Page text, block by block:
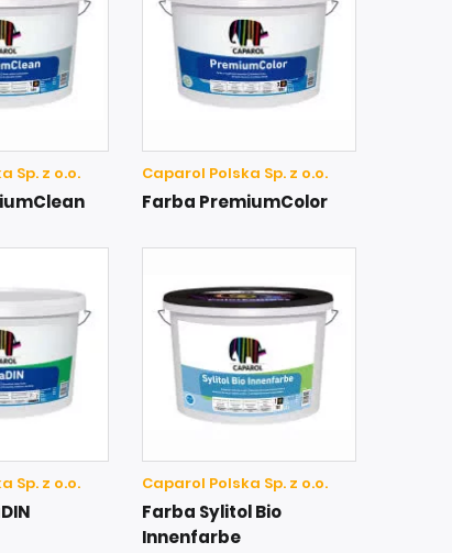
Sp. z o.o. Caparol Polska Sp. z o.o.
Farba PremiumColor
Sp. z o.o. Caparol Polska Sp. z o.o.
Farba Sylitol Bio
Innenfarbe